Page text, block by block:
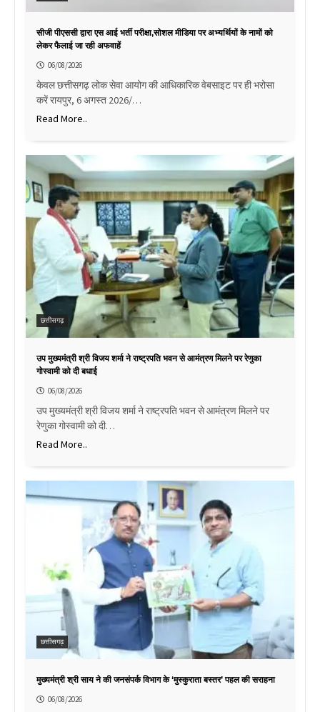
सीजी पीएससी द्वारा एस आई भर्ती परीक्षा,सोशल मीडिया पर अभ्यर्थियों के नामों को
लेकर फैलाई जा रही अफवाहें
06/08/2026
केवल छत्तीसगढ़ लोक सेवा आयोग की आधिकारिक वेबसाइट पर ही भरोसा
करें रायपुर, 6 अगस्त 2026/…
Read More..
छत्तीसगढ़
उप मुख्यमंत्री श्री विजय शर्मा ने राष्ट्रपति भवन से आमंत्रण मिलने पर रेणुका
गोस्वामी को दी बधाई
06/08/2026
उप मुख्यमंत्री श्री विजय शर्मा ने राष्ट्रपति भवन से आमंत्रण मिलने पर
रेणुका गोस्वामी को दी…
Read More..
छत्तीसगढ़
मुख्यमंत्री श्री साय ने की जनसंपर्क विभाग के ‘मुस्कुराता बस्तर’ पहल की सराहना
06/08/2026